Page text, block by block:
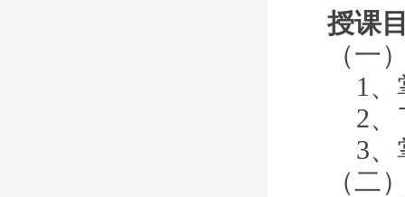
授课
（一
1、
2、
3、
（二